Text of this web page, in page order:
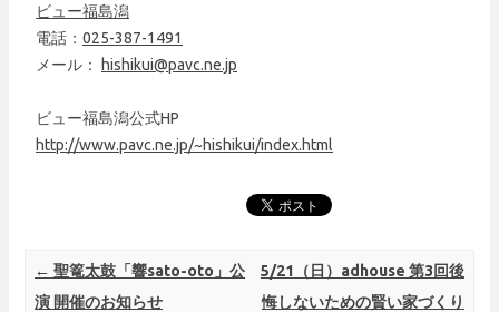
ビュー福島潟
電話： 025-387-1491
メール：
hishikui@pavc.ne.jp
ビュー福島潟公式HP
http://www.pavc.ne.jp/~hishikui/index.html
Post navigation
← 聖篭太鼓「響sato-oto」公
演 開催のお知らせ
5/21（日）adhouse 第3回後
悔しないための賢い家づくり